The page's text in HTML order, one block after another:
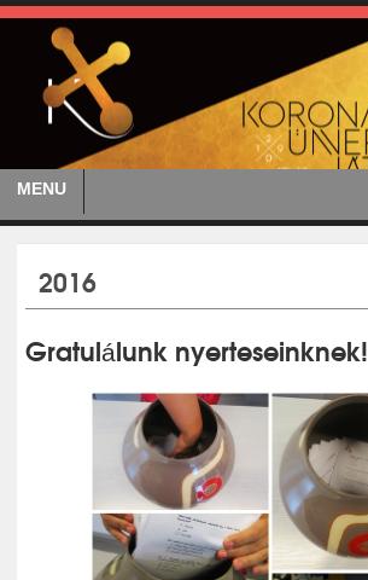
MENU
2016
Gratulálunk nyerteseinknek!